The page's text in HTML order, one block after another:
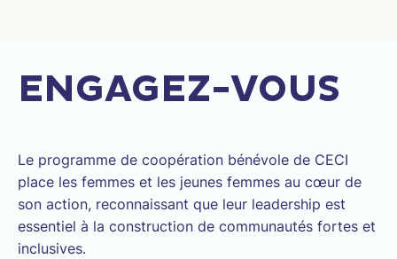
ENGAGEZ-VOUS
Le programme de coopération bénévole de CECI
place les femmes et les jeunes femmes au cœur de
son action, reconnaissant que leur leadership est
essentiel à la construction de communautés fortes et
inclusives.